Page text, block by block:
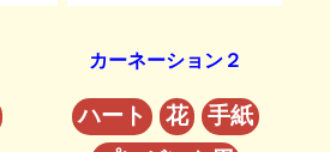
カーネーション２
ハート 花
手紙